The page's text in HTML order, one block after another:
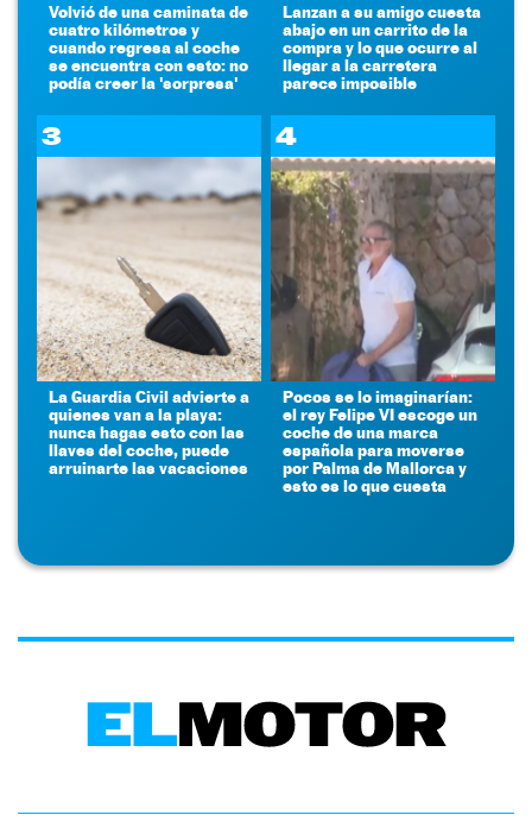
Volvió de una caminata de
cuatro kilómetros y
cuando regresa al coche
se encuentra con esto: no
podía creer la 'sorpresa'
Lanzan a su amigo cuesta
abajo en un carrito de la
compra y lo que ocurre al
llegar a la carretera
parece imposible
3
La Guardia Civil advierte a
quienes van a la playa:
nunca hagas esto con las
llaves del coche, puede
arruinarte las vacaciones
4
Pocos se lo imaginarían:
el rey Felipe VI escoge un
coche de una marca
española para moverse
por Palma de Mallorca y
esto es lo que cuesta